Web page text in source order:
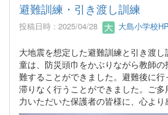
避難訓練・引き渡し訓練
投稿日時 : 2025/04/28 大島小学校HP
大地震を想定した避難訓練と引き渡
童は、防災頭巾をかぶりながら教師
難することができました。避難後に行
滞りなく行うことができました。ご
力いただいた保護者の皆様に、心より